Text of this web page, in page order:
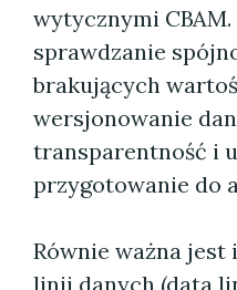
wytycznymi
sprawdzanie
brakujących
wersjonowanie
transparentność i
przygotowanie do
Równie ważna jest
linii danych (data